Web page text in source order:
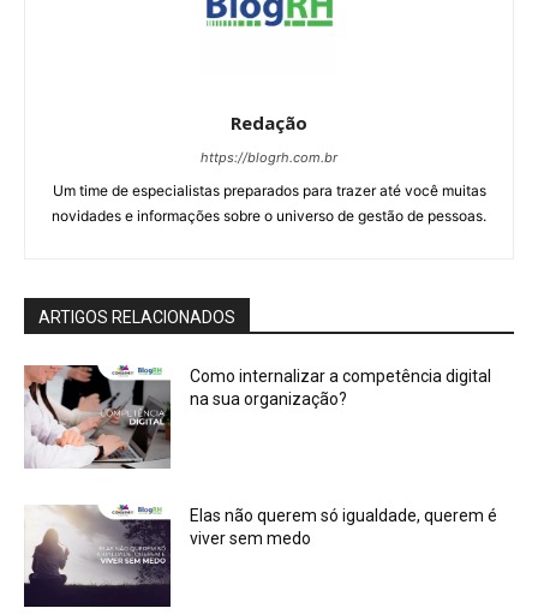
Redação
https://blogrh.com.br
Um time de especialistas preparados para trazer até você muitas
novidades e informações sobre o universo de gestão de pessoas.
ARTIGOS RELACIONADOS
Como internalizar a competência digital
na sua organização?
Elas não querem só igualdade, querem é
viver sem medo